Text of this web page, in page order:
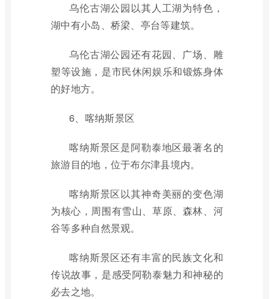
乌伦古湖公园以其人工湖为特色，
湖中有小岛、桥梁、亭台等建筑。
乌伦古湖公园还有花园、广场、雕
塑等设施，是市民休闲娱乐和锻炼身体
的好地方。
6、喀纳斯景区
喀纳斯景区是阿勒泰地区最著名的
旅游目的地，位于布尔津县境内。
喀纳斯景区以其神奇美丽的变色湖
为核心，周围有雪山、草原、森林、河
谷等多种自然景观。
喀纳斯景区还有丰富的民族文化和
传说故事，是感受阿勒泰魅力和神秘的
必去之地。